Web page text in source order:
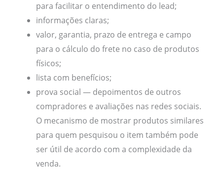
para facilitar o entendimento do lead;
informações claras;
valor, garantia, prazo de entrega e campo
para o cálculo do frete no caso de produtos
físicos;
lista com benefícios;
prova social — depoimentos de outros
compradores e avaliações nas redes sociais.
O mecanismo de mostrar produtos similares
para quem pesquisou o item também pode
ser útil de acordo com a complexidade da
venda.